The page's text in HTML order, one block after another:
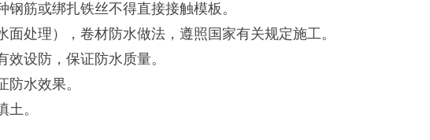
筋或绑扎铁丝不得直接接触模板。
处理），卷材防水做法，遵照国家有关规定施工。
设防，保证防水质量。
水效果。
。